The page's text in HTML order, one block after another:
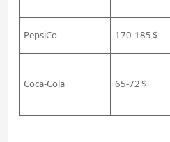
PepsiCo 170-185 $
Coca-Cola 65-72 $